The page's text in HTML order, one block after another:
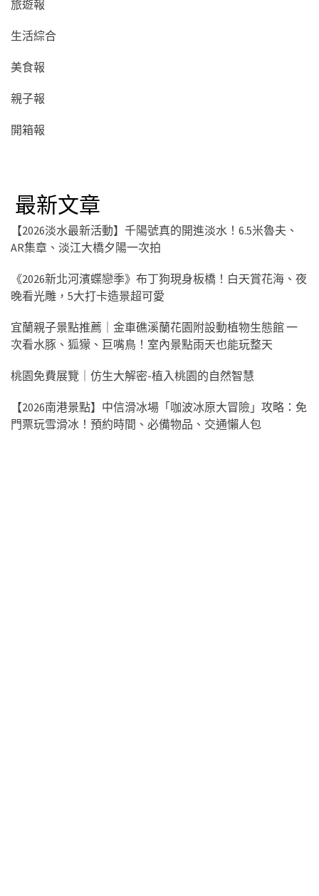
旅遊報
生活綜合
美食報
親子報
開箱報
最新文章
【2026淡水最新活動】千陽號真的開進淡水！6.5米魯夫、
AR集章、淡江大橋夕陽一次拍
《2026新北河濱蝶戀季》布丁狗現身板橋！白天賞花海、夜
晚看光雕，5大打卡造景超可愛
宜蘭親子景點推薦｜金車礁溪蘭花園附設動植物生態館 一
次看水豚、狐獴、巨嘴鳥！室內景點雨天也能玩整天
桃園免費展覽｜仿生大解密-植入桃園的自然智慧
【2026南港景點】中信滑冰場「咖波冰原大冒險」攻略：免
門票玩雪滑冰！預約時間、必備物品、交通懶人包